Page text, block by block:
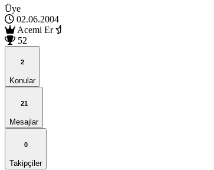
Üye
02.06.2004
Acemi Er
52
2
Konular
21
Mesajlar
0
Takipçiler